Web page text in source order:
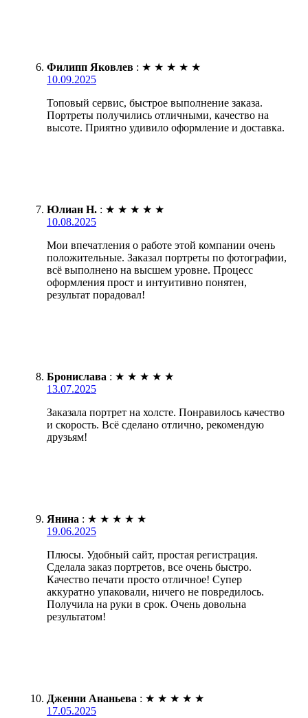
Филипп Яковлев : ★ ★ ★ ★ ★
10.09.2025
Топовый сервис, быстрое выполнение заказа.
Портреты получились отличными, качество на
высоте. Приятно удивило оформление и доставка.
Юлиан Н. : ★ ★ ★ ★ ★
10.08.2025
Мои впечатления о работе этой компании очень
положительные. Заказал портреты по фотографии,
всё выполнено на высшем уровне. Процесс
оформления прост и интуитивно понятен,
результат порадовал!
Бронислава : ★ ★ ★ ★ ★
13.07.2025
Заказала портрет на холсте. Понравилось качество
и скорость. Всё сделано отлично, рекомендую
друзьям!
Янина : ★ ★ ★ ★ ★
19.06.2025
Плюсы. Удобный сайт, простая регистрация.
Сделала заказ портретов, все очень быстро.
Качество печати просто отличное! Супер
аккуратно упаковали, ничего не повредилось.
Получила на руки в срок. Очень довольна
результатом!
Дженни Ананьева : ★ ★ ★ ★ ★
17.05.2025